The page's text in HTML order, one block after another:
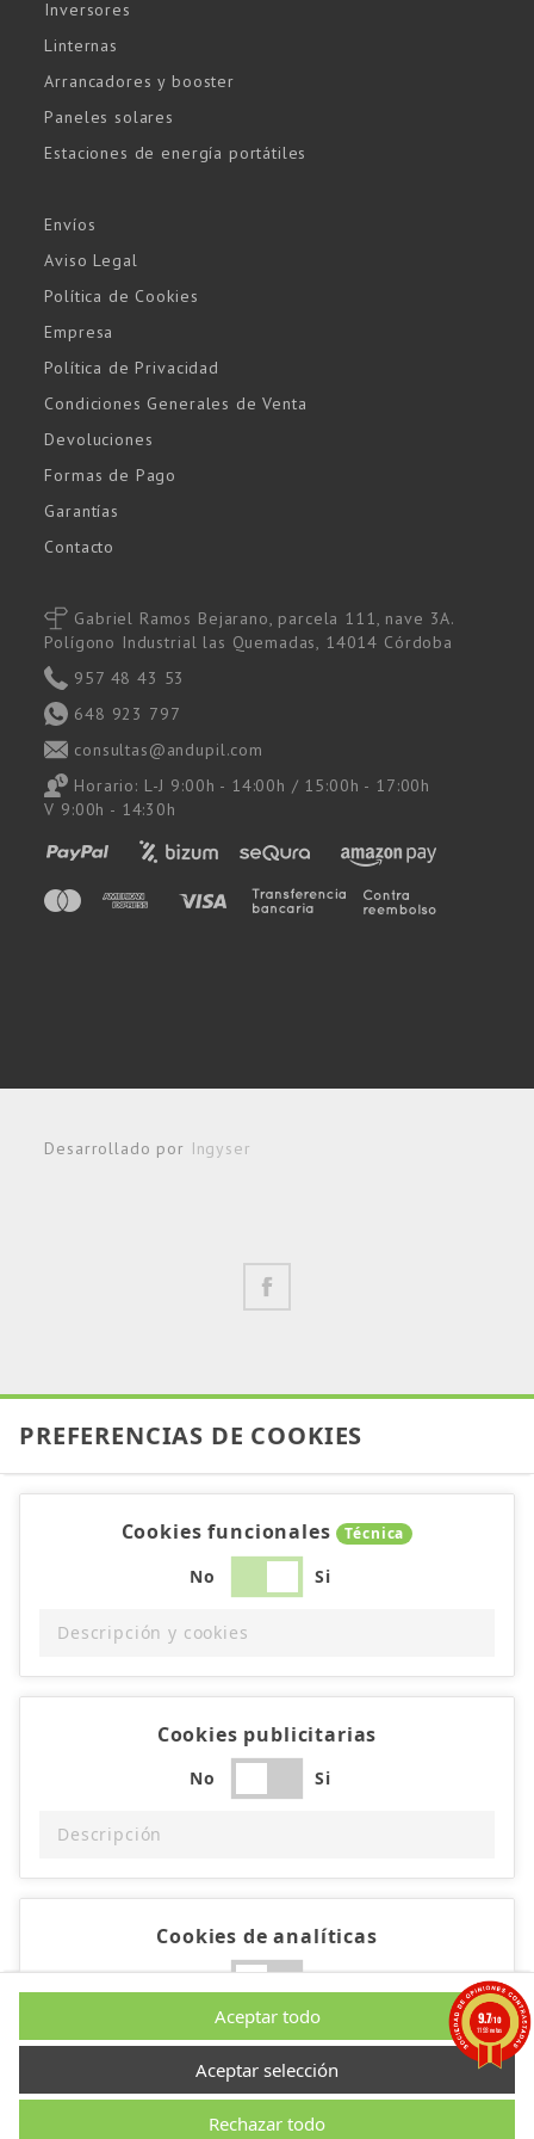
Inversores
Linternas
Arrancadores y booster
Paneles solares
Estaciones de energía portátiles
Envíos
Aviso Legal
Política de Cookies
Empresa
Política de Privacidad
Condiciones Generales de Venta
Devoluciones
Formas de Pago
Garantías
Contacto
Gabriel Ramos Bejarano, parcela 111, nave 3A.
Polígono Industrial las Quemadas, 14014 Córdoba
957 48 43 53
648 923 797
consultas@andupil.com
Horario: L-J 9:00h - 14:00h / 15:00h - 17:00h
V 9:00h - 14:30h
Desarrollado por Ingyser
PREFERENCIAS DE COOKIES
Cookies funcionales Técnica
No Si
Descripción y cookies
Cookies publicitarias
No Si
Descripción
Cookies de analíticas
No Si
Descripción
Rechazar todo
Aceptar selección
Aceptar todo 9.7/10
1193 notas